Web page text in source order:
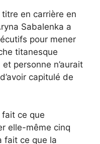
en carrière en
Sabalenka a
pour mener
titanesque
personne n’aurait
capitulé de
ce que
elle-même cinq
fait ce que la